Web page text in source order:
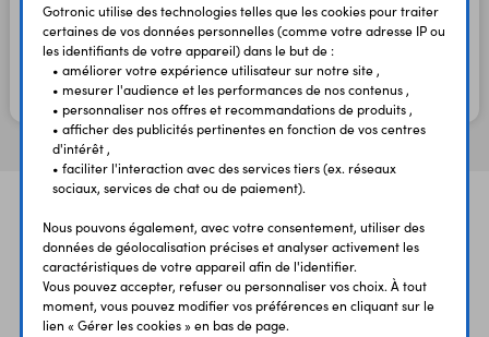
34,50 € TTC 28,75 €
En stock
UNE QUESTION?
PAIEMENT
Gotronic utilise des technologies telles que les cookies pour traiter
certaines de vos données personnelles (comme votre adresse IP ou
les identifiants de votre appareil) dans le but de :
• améliorer votre expérience utilisateur sur notre site ,
• mesurer l'audience et les performances de nos contenus ,
• personnaliser nos offres et recommandations de produits ,
• afficher des publicités pertinentes en fonction de vos centres
d'intérêt ,
• faciliter l'interaction avec des services tiers (ex. réseaux
sociaux, services de chat ou de paiement).
Nous pouvons également, avec votre consentement, utiliser des
données de géolocalisation précises et analyser activement les
caractéristiques de votre appareil afin de l'identifier.
Vous pouvez accepter, refuser ou personnaliser vos choix. À tout
moment, vous pouvez modifier vos préférences en cliquant sur le
lien « Gérer les cookies » en bas de page.